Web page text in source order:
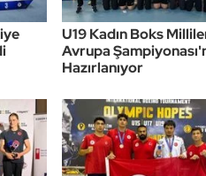
U19 Kadın Boks
Avrupa
Hazırlanıyor